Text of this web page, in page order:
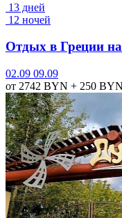
13 дней
12 ночей
Отдых в Греции
02.09 09.09
от 2742 BYN + 250 BYN